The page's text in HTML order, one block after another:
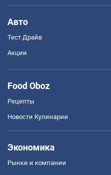
Авто
Тест Драйв
Акции
Food Oboz
Рецепты
Новости Кулинарии
Экономика
Рынки и компании